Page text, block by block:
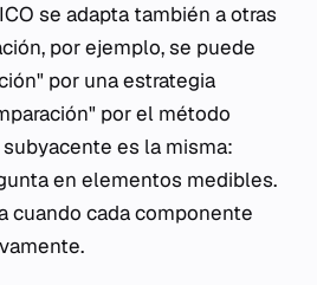
se adapta también a otras
por ejemplo, se puede
por una estrategia
por el método
es la misma:
en elementos medibles.
cuando cada componente